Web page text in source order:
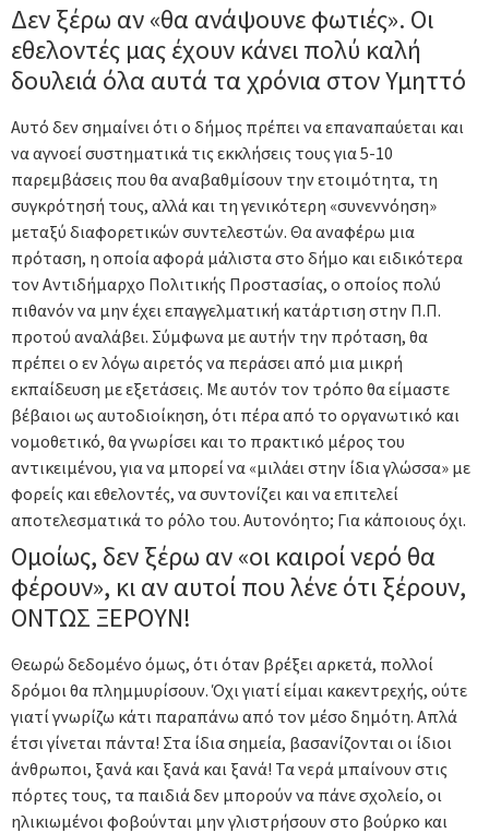
Δεν ξέρω αν «θα ανάψουνε φωτιές». Οι
εθελοντές μας έχουν κάνει πολύ καλή
δουλειά όλα αυτά τα χρόνια στον Υμηττό
Αυτό δεν σημαίνει ότι ο δήμος πρέπει να επαναπαύεται και
να αγνοεί συστηματικά τις εκκλήσεις τους για 5-10
παρεμβάσεις που θα αναβαθμίσουν την ετοιμότητα, τη
συγκρότησή τους, αλλά και τη γενικότερη «συνεννόηση»
μεταξύ διαφορετικών συντελεστών. Θα αναφέρω μια
πρόταση, η οποία αφορά μάλιστα στο δήμο και ειδικότερα
τον Αντιδήμαρχο Πολιτικής Προστασίας, ο οποίος πολύ
πιθανόν να μην έχει επαγγελματική κατάρτιση στην Π.Π.
προτού αναλάβει. Σύμφωνα με αυτήν την πρόταση, θα
πρέπει ο εν λόγω αιρετός να περάσει από μια μικρή
εκπαίδευση με εξετάσεις. Με αυτόν τον τρόπο θα είμαστε
βέβαιοι ως αυτοδιοίκηση, ότι πέρα από το οργανωτικό και
νομοθετικό, θα γνωρίσει και το πρακτικό μέρος του
αντικειμένου, για να μπορεί να «μιλάει στην ίδια γλώσσα» με
φορείς και εθελοντές, να συντονίζει και να επιτελεί
αποτελεσματικά το ρόλο του. Αυτονόητο; Για κάποιους όχι.
Ομοίως, δεν ξέρω αν «οι καιροί νερό θα
φέρουν», κι αν αυτοί που λένε ότι ξέρουν,
ΟΝΤΩΣ ΞΕΡΟΥΝ!
Θεωρώ δεδομένο όμως, ότι όταν βρέξει αρκετά, πολλοί
δρόμοι θα πλημμυρίσουν. Όχι γιατί είμαι κακεντρεχής, ούτε
γιατί γνωρίζω κάτι παραπάνω από τον μέσο δημότη. Απλά
έτσι γίνεται πάντα! Στα ίδια σημεία, βασανίζονται οι ίδιοι
άνθρωποι, ξανά και ξανά και ξανά! Τα νερά μπαίνουν στις
πόρτες τους, τα παιδιά δεν μπορούν να πάνε σχολείο, οι
ηλικιωμένοι φοβούνται μην γλιστρήσουν στο βούρκο και